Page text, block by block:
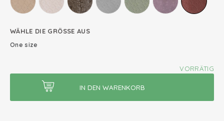
WÄHLE DIE GRÖSSE AUS
One size
VORRÄTIG